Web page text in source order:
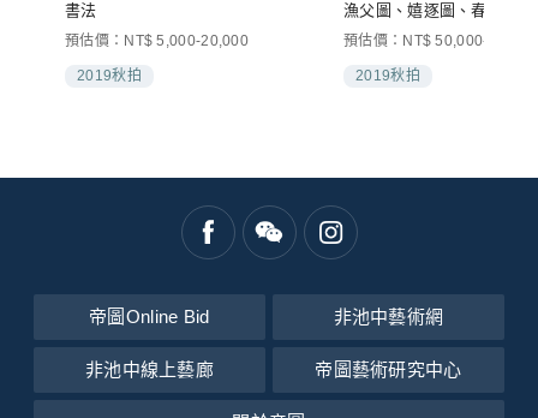
書法
預估價：NT$ 5,000-20,000
2019秋拍
漁父圖、嬉逐圖、春晚綠
預估價：NT$ 50,000-60,000
2019秋拍
帝圖Online Bid 非池中藝術網
非池中線上藝廊 帝圖藝術研究中心